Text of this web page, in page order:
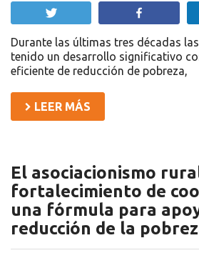
Durante las últimas tres décadas
tenido un desarrollo significativo
eficiente de reducción de pobreza,
LEER MÁS
El asociacionismo
fortalecimiento de
una fórmula para
reducción de la